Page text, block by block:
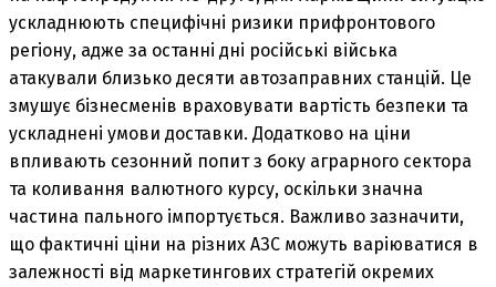
ускладнюють специфічні ризики прифронтового
регіону, адже за останні дні російські війська
атакували близько десяти автозаправних станцій. Це
змушує бізнесменів враховувати вартість безпеки та
ускладнені умови доставки. Додатково на ціни
впливають сезонний попит з боку аграрного сектора
та коливання валютного курсу, оскільки значна
частина пального імпортується. Важливо зазначити,
що фактичні ціни на різних АЗС можуть варіюватися в
залежності від маркетингових стратегій окремих